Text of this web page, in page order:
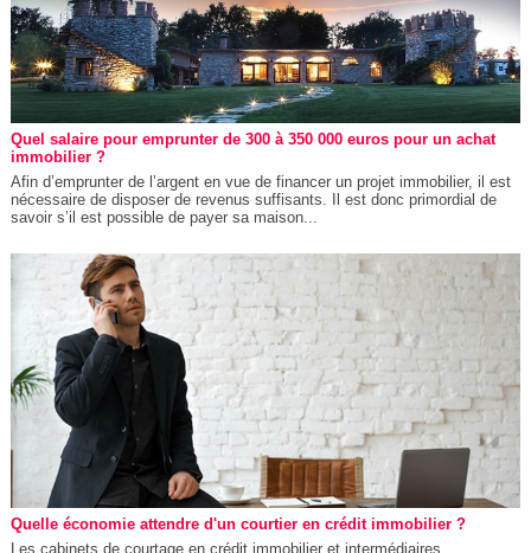
Quel salaire pour emprunter de 300 à 350 000 euros pour un achat
immobilier ?
Afin d’emprunter de l’argent en vue de financer un projet immobilier, il est
nécessaire de disposer de revenus suffisants. Il est donc primordial de
savoir s’il est possible de payer sa maison...
Quelle économie attendre d'un courtier en crédit immobilier ?
Les cabinets de courtage en crédit immobilier et intermédiaires